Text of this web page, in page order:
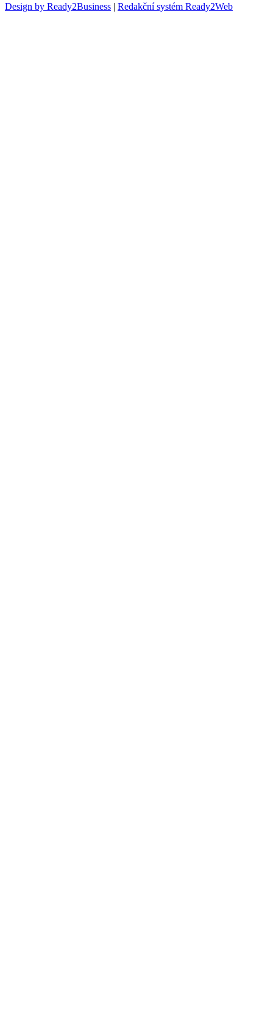
Design by Ready2Business | Redakční systém Ready2Web